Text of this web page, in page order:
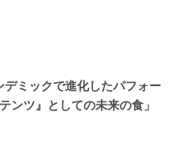
デミックで進化したパフォー
ンツ』としての未来の食」